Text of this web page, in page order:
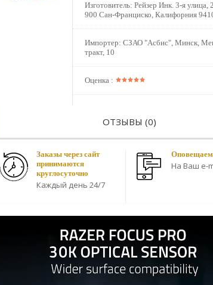
Изготовитель: Рейзер Инк. 3-я улица,
900 Сан-Франциско, Калифорния
Импортер: СЗАО "Асбис", Минск,
тракт, 10
Оценка :
ОТЗЫВЫ (0)
Заказы через сайт
принимаются
круглосуточно
Каждый день 24/7
Оповещаем
На Ваш e-